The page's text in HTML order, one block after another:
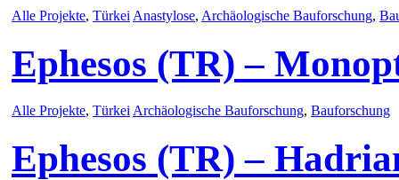
Alle Projekte, Türkei Anastylose, Archäologische Bauforschung,
Ephesos (TR) –
Alle Projekte, Türkei Archäologische Bauforschung, Bauforschung
Ephesos (TR) –